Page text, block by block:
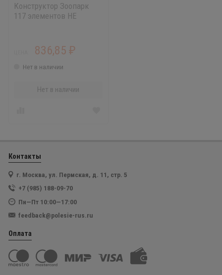
Конструктор Зоопарк
117 элементов НЕ
836,85 ₽
Нет в наличии
Нет в наличии
Контакты
г. Москва, ул. Пермская, д. 11, стр. 5
+7 (985) 188-09-70
Пн—Пт 10:00—17:00
feedback@polesie-rus.ru
Оплата